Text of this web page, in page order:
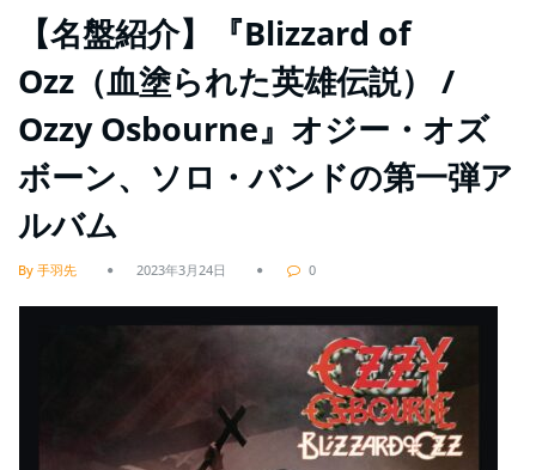
【名盤紹介】『Blizzard of
Ozz（血塗られた英雄伝説） /
Ozzy Osbourne』オジー・オズ
ボーン、ソロ・バンドの第一弾ア
ルバム
By 手羽先 2023年3月24日 0